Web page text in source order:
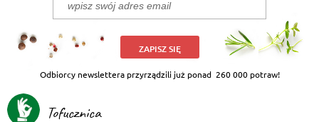
ZAPISZ SIĘ
Odbiorcy newslettera przyrządzili już ponad 260 000 potraw!
Tofucznica